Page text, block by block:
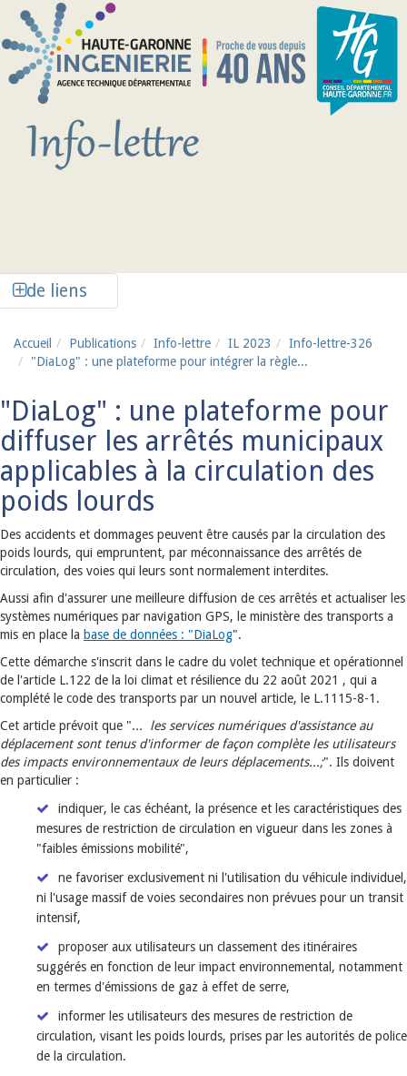
Aller au contenu principal
de liens
Accueil Publications Info-lettre IL 2023
Info-lettre-326
"DiaLog" : une plateforme pour intégrer la règle...
"DiaLog" : une plateforme pour
diffuser les arrêtés municipaux
applicables à la circulation des
poids lourds
Des accidents et dommages peuvent être causés par la circulation des
poids lourds, qui empruntent, par méconnaissance des arrêtés de
circulation, des voies qui leurs sont normalement interdites.
Aussi afin d'assurer une meilleure diffusion de ces arrêtés et actualiser les
systèmes numériques par navigation GPS, le ministère des transports a
mis en place la base de données : "DiaLog".
Cette démarche s'inscrit dans le cadre du volet technique et opérationnel
de l'article L.122 de la loi climat et résilience du 22 août 2021 , qui a
complété le code des transports par un nouvel article, le L.1115-8-1.
Cet article prévoit que "... les services numériques d'assistance au
déplacement sont tenus d'informer de façon complète les utilisateurs
des impacts environnementaux de leurs déplacements...;". Ils doivent
en particulier :
indiquer, le cas échéant, la présence et les caractéristiques des
mesures de restriction de circulation en vigueur dans les zones à
"faibles émissions mobilité",
ne favoriser exclusivement ni l'utilisation du véhicule individuel,
ni l'usage massif de voies secondaires non prévues pour un transit
intensif,
proposer aux utilisateurs un classement des itinéraires
suggérés en fonction de leur impact environnemental, notamment
en termes d'émissions de gaz à effet de serre,
informer les utilisateurs des mesures de restriction de
circulation, visant les poids lourds, prises par les autorités de police
de la circulation.